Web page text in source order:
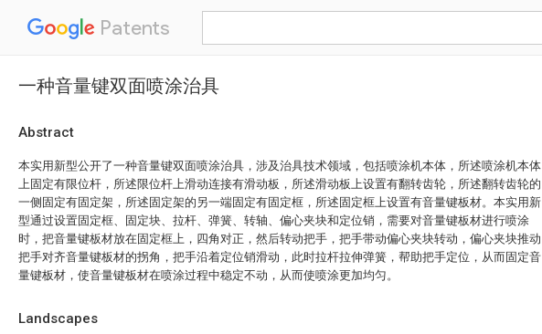
Patents
一种音量键双面喷涂治具
Abstract
本实用新型公开了一种音量键双面喷涂治具，涉及治具技术领域，包括喷涂机本体，所述喷涂机本体
上固定有限位杆，所述限位杆上滑动连接有滑动板，所述滑动板上设置有翻转齿轮，所述翻转齿轮的
一侧固定有固定架，所述固定架的另一端固定有固定框，所述固定框上设置有音量键板材。本实用新
型通过设置固定框、固定块、拉杆、弹簧、转轴、偏心夹块和定位销，需要对音量键板材进行喷涂
时，把音量键板材放在固定框上，四角对正，然后转动把手，把手带动偏心夹块转动，偏心夹块推动
把手对齐音量键板材的拐角，把手沿着定位销滑动，此时拉杆拉伸弹簧，帮助把手定位，从而固定音
量键板材，使音量键板材在喷涂过程中稳定不动，从而使喷涂更加均匀。
Landscapes